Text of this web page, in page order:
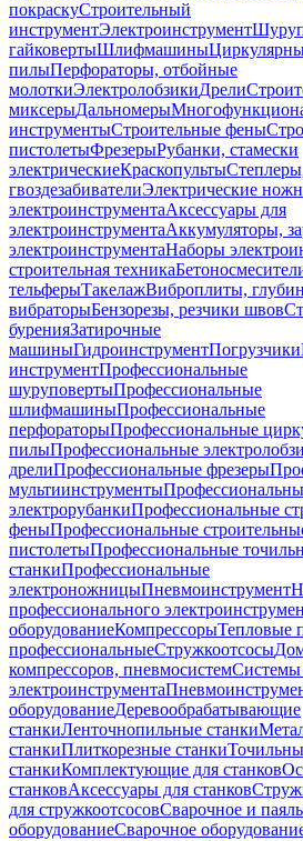
покраскуСтроительный
инструментЭлектроинструмент
гайковертыШлифмашины
пилыПерфораторы, отбойные
молоткиЭлектролобзикиДрели
миксерыДальномеры
инструментыСтроительные фены
пистолетыФрезерыРубанки, стамески
электрическиеКраскопульты
гвоздезабивателиЭлектрические
электроинструментаАксессуары для
электроинструментаАккумуляторы,
электроинструментаНаборы
строительная техника
тельферыТакелажВиброплиты,
вибраторыБензорезы, резчики швов
буренияЗатирочные
машиныГидроинструментПогрузчики
инструментПрофессиональные
шуруповертыПрофессиональные
шлифмашиныПрофессиональные
перфораторыПрофессиональные
пилыПрофессиональные
дрелиПрофессиональные фрезеры
мультиинструменты
электрорубанкиПрофессиональные
феныПрофессиональные
пистолетыПрофессиональные
станкиПрофессиональные
электроножницыПневмоинструмент
профессионального
оборудованиеКомпрессорыТепловые
профессиональныеСтружкоотсосы
компрессоров, пневмосистемСистемы
электроинструмента
оборудованиеДеревообрабатывающие
станкиЛенточнопильные станки
станкиПлиткорезные станки
станкиКомплектующие для станков
станковАксессуары для станков
для стружкоотсосовСварочное и
оборудованиеСварочное